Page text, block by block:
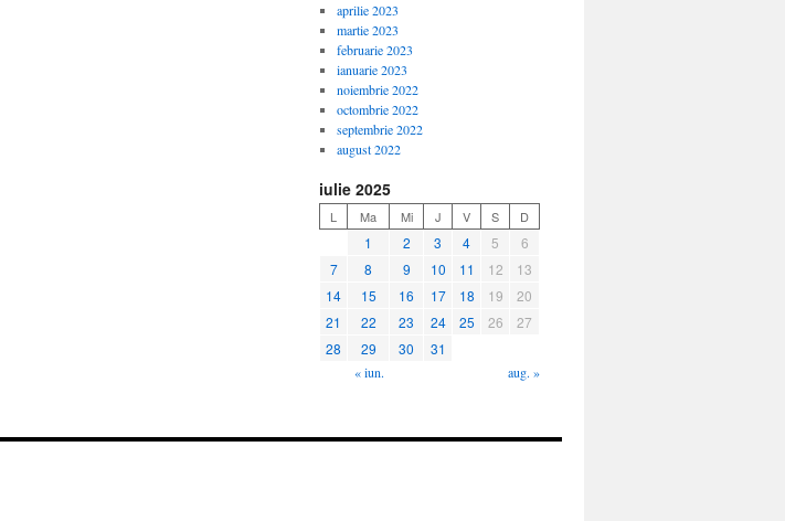
aprilie 2023
martie 2023
februarie 2023
ianuarie 2023
noiembrie 2022
octombrie 2022
septembrie 2022
august 2022
iulie 2025
L Ma Mi J V S D
1 2 3 4 5
6
7
8 9 10 11 12
13
14
15 16 17 18 19
20
21
22 23 24 25 26
27
28
29 30 31
« iun. aug. »